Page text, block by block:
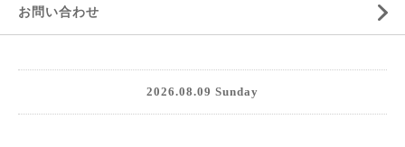
お問い合わせ
2026.08.09 Sunday